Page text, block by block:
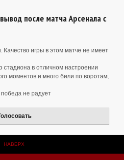
после матча Арсенала с
Качество игры в этом матче не имеет
стадиона в отличном настроении
моментов и много били по воротам,
не радует
НАВЕРХ